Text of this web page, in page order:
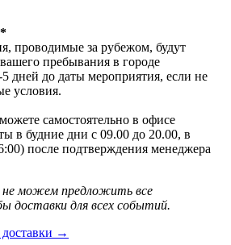
проводимые за рубежом, будут
пребывания в городе
дней до даты мероприятия, если не
условия.
самостоятельно в офисе
в будние дни с 09.00 до 20.00, в
после подтверждения менеджера
можем предложить все
доставки для всех событий.
доставки →